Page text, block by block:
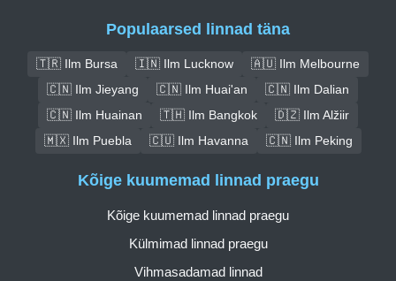
Populaarsed linnad täna
🇹🇷 Ilm Bursa 🇮🇳 Ilm Lucknow
🇦🇺 Ilm Melbourne
🇨🇳 Ilm Jieyang
🇨🇳 Ilm Huai'an
🇨🇳 Ilm Dalian
🇨🇳 Ilm Huainan
🇹🇭 Ilm Bangkok
🇩🇿 Ilm Alžiir
🇲🇽 Ilm Puebla
🇨🇺 Ilm Havanna 🇨🇳 Ilm Peking
Kõige kuumemad linnad praegu
Kõige kuumemad linnad praegu
Külmimad linnad praegu
Vihmasadamad linnad